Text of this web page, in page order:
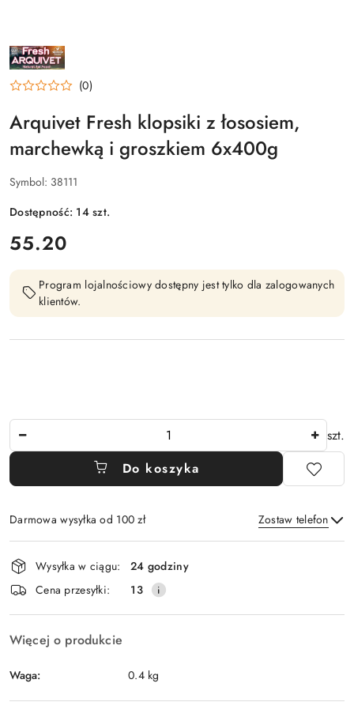
NAZWA
PRODUCENTA:
ARQUIVET
FRESH (0)
Arquivet Fresh klopsiki z łososiem,
marchewką i groszkiem 6x400g
Symbol: 38111
Dostępność: 14szt.
cena:
55.20
Program lojalnościowy dostępny jest tylko dla zalogowanych
klientów.
szt.
Do koszyka
Darmowa wysyłka od 100 zł Zostaw telefon
Wyślij
Dostępność
i
dostawa
Wysyłka w ciągu:
24 godziny
Cena przesyłki:
13
Więcej o produkcie
Waga: 0.4 kg